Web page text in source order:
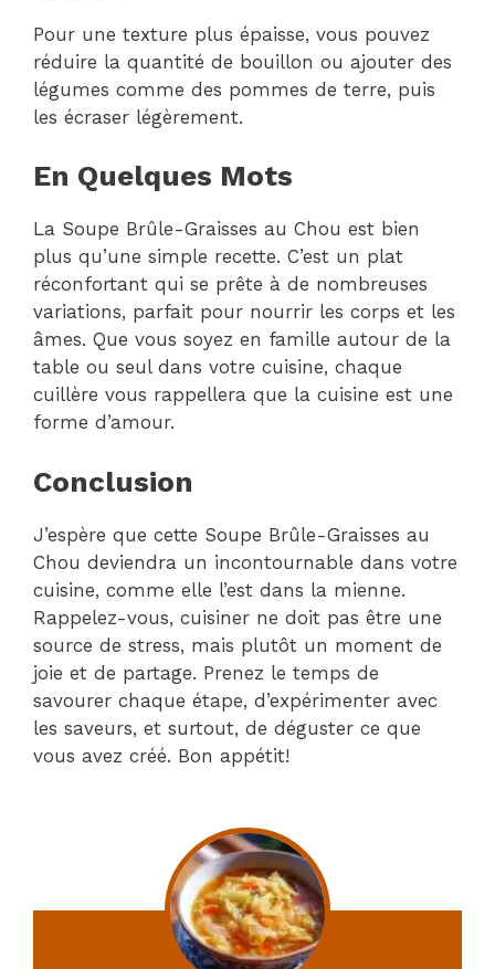
Pour une texture plus épaisse, vous pouvez
réduire la quantité de bouillon ou ajouter des
légumes comme des pommes de terre, puis
les écraser légèrement.
En Quelques Mots
La Soupe Brûle-Graisses au Chou est bien
plus qu’une simple recette. C’est un plat
réconfortant qui se prête à de nombreuses
variations, parfait pour nourrir les corps et les
âmes. Que vous soyez en famille autour de la
table ou seul dans votre cuisine, chaque
cuillère vous rappellera que la cuisine est une
forme d’amour.
Conclusion
J’espère que cette Soupe Brûle-Graisses au
Chou deviendra un incontournable dans votre
cuisine, comme elle l’est dans la mienne.
Rappelez-vous, cuisiner ne doit pas être une
source de stress, mais plutôt un moment de
joie et de partage. Prenez le temps de
savourer chaque étape, d’expérimenter avec
les saveurs, et surtout, de déguster ce que
vous avez créé. Bon appétit!